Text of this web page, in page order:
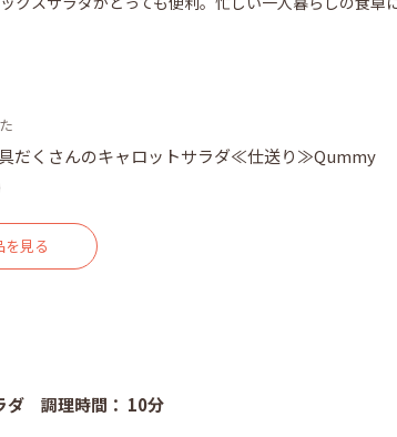
具だくさんのキャロットサラダ≪仕送り≫Qummy
を見る
ダ 調理時間： 10分